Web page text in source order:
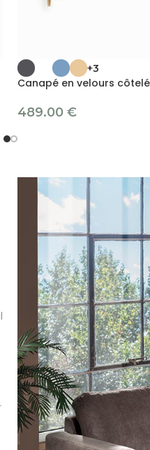
+3
Canapé en velours côtelé
489.00 €